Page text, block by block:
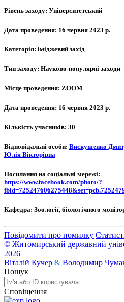
Рівень заходу: Університетський
Дата проведення: 16 червня 2023 р.
Категорія: іміджевий захід
Тип заходу: Науково-популярні заходи
Місце проведення: ZOOM
Дата проведення: 16 червня 2023 р.
Кількість учасників: 30
Відповідальні особи: Вискушенко
Юлія Вікторівна
Посилання на соціальні мережі:
https://www.facebook.com/photo/?
Кафедра: Зоології, біологічного
Повідомити про помилку
© Житомирський державний
2026
Віталій Кучер & Володимир
Пошук
Сповіщення